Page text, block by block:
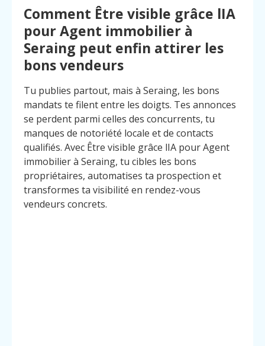
Comment Être visible grâce lIA
pour Agent immobilier à
Seraing peut enfin attirer les
bons vendeurs
Tu publies partout, mais à Seraing, les bons
mandats te filent entre les doigts. Tes annonces
se perdent parmi celles des concurrents, tu
manques de notoriété locale et de contacts
qualifiés. Avec Être visible grâce lIA pour Agent
immobilier à Seraing, tu cibles les bons
propriétaires, automatises ta prospection et
transformes ta visibilité en rendez-vous
vendeurs concrets.